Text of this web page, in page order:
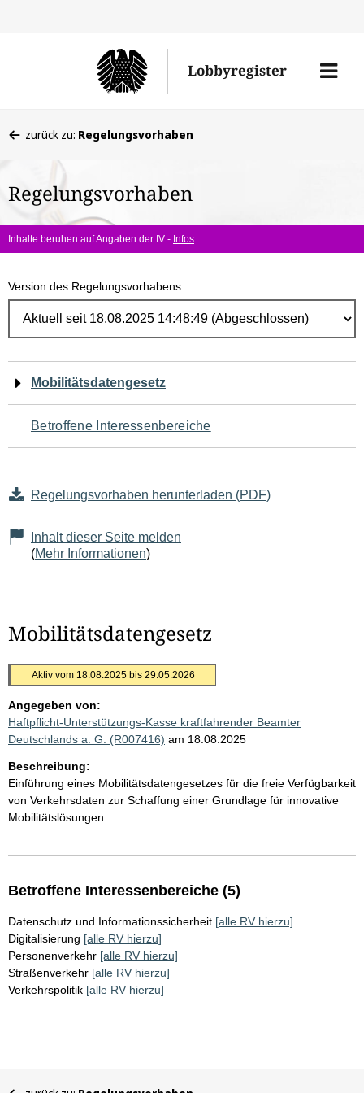
Lobbyregister
Menü
befinden
hier:
zurück zu: Regelungsvorhaben
Regelungsvorhaben
Inhalte beruhen auf Angaben der IV - Infos
Version des Regelungsvorhabens
Navigation
für
den
Seiteninhalt
Mobilitätsdatengesetz
Betroffene Interessenbereiche
Regelungsvorhaben herunterladen (PDF)
Inhalt dieser Seite melden
(Mehr Informationen)
Mobilitätsdatengesetz
Aktiv vom 18.08.2025 bis 29.05.2026
Angegeben von:
Haftpflicht-Unterstützungs-Kasse kraftfahrender Beamter
Deutschlands a. G. (R007416) am 18.08.2025
Beschreibung:
Einführung eines Mobilitätsdatengesetzes für die freie Verfügbarkeit
von Verkehrsdaten zur Schaffung einer Grundlage für innovative
Mobilitätslösungen.
Betroffene Interessenbereiche (5)
Datenschutz und Informationssicherheit [alle RV hierzu]
Digitalisierung [alle RV hierzu]
Personenverkehr [alle RV hierzu]
Straßenverkehr [alle RV hierzu]
Verkehrspolitik [alle RV hierzu]